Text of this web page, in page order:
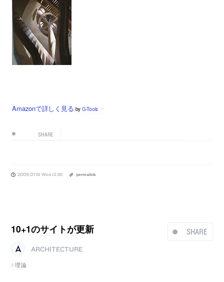
Amazonで詳しく見る by G-Tools
SHARE
2009.07.01 Wed 12:30 permalink
SHARE
10+1のサイトが更新
ARCHITECTURE
理論